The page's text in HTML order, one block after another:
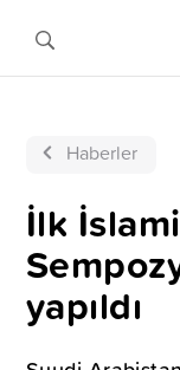
Haberler
İlk
yapıldı